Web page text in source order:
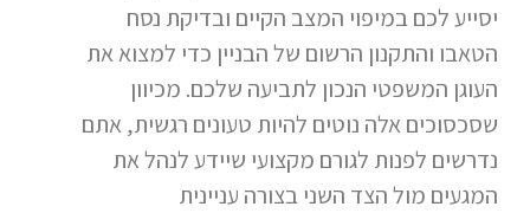
יסייע לכם במיפוי המצב הקיים ובדיקת נסח
הטאבו והתקנון הרשום של הבניין כדי למצוא את
העוגן המשפטי הנכון לתביעה שלכם. מכיוון
שסכסוכים אלה נוטים להיות טעונים רגשית, אתם
נדרשים לפנות לגורם מקצועי שיידע לנהל את
המגעים מול הצד השני בצורה עניינית